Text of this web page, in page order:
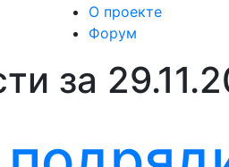
О проекте
Форум
за